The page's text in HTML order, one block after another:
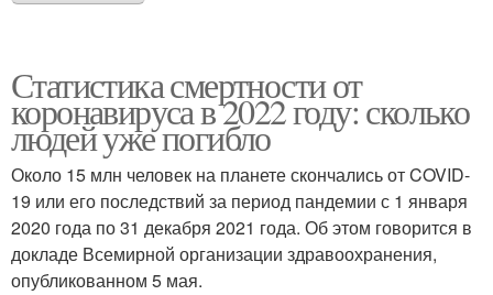
Статистика смертности от
коронавируса в 2022 году: сколько
людей уже погибло
Около 15 млн человек на планете скончались от COVID-
19 или его последствий за период пандемии с 1 января
2020 года по 31 декабря 2021 года. Об этом говорится в
докладе Всемирной организации здравоохранения,
опубликованном 5 мая.